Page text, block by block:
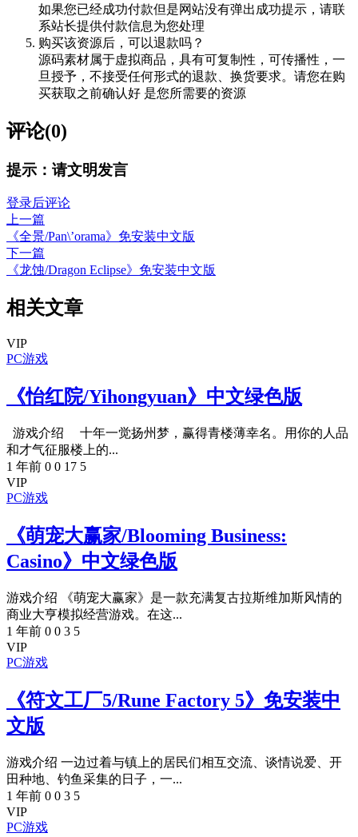
如果您已经成功付款但是网站没有弹出成功提示，请联
系站长提供付款信息为您处理
购买该资源后，可以退款吗？
源码素材属于虚拟商品，具有可复制性，可传播性，一
旦授予，不接受任何形式的退款、换货要求。请您在购
买获取之前确认好 是您所需要的资源
评论(0)
提示：请文明发言
登录后评论
上一篇
《全景/Pan\’orama》免安装中文版
下一篇
《龙蚀/Dragon Eclipse》免安装中文版
相关文章
VIP
PC游戏
《怡红院/Yihongyuan》中文绿色版
游戏介绍 十年一觉扬州梦，赢得青楼薄幸名。用你的人品
和才气征服楼上的...
1 年前 0 0 17 5
VIP
PC游戏
《萌宠大赢家/Blooming Business:
Casino》中文绿色版
游戏介绍 《萌宠大赢家》是一款充满复古拉斯维加斯风情的
商业大亨模拟经营游戏。在这...
1 年前 0 0 3 5
VIP
PC游戏
《符文工厂5/Rune Factory 5》免安装中
文版
游戏介绍 一边过着与镇上的居民们相互交流、谈情说爱、开
田种地、钓鱼采集的日子，一...
1 年前 0 0 3 5
VIP
PC游戏